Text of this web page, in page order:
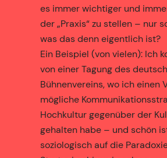
es immer wichtiger und
der „Praxis“ zu stellen – nur
was das denn eigentlich ist?
Ein Beispiel (von vielen): Ich
von einer Tagung des
Bühnenvereins, wo ich einen
mögliche
Hochkultur gegenüber der
gehalten habe – und schön
soziologisch auf die